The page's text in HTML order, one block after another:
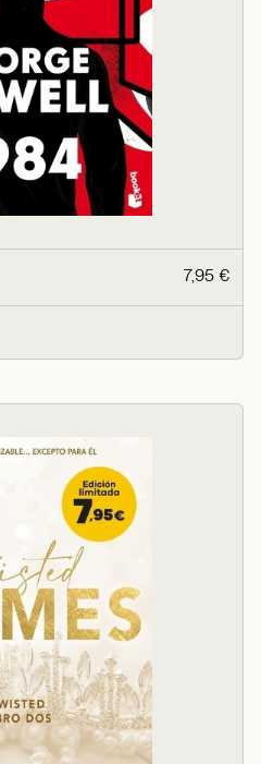
7,95 €